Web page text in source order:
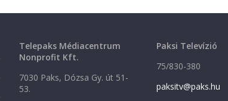
Telepaks Médiacentrum
Nonprofit Kft.
7030 Paks, Dózsa Gy. út 51-
53.
Paksi Televízió
75/830-380
paksitv@paks.hu